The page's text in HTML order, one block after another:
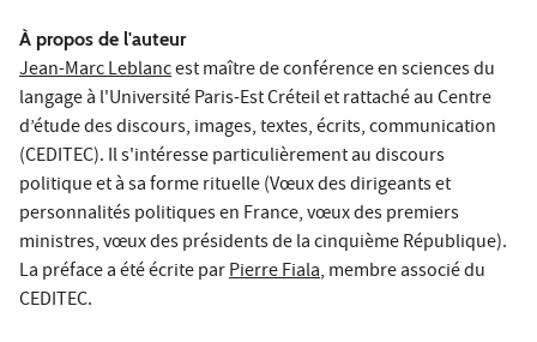
À propos de l'auteur
Jean-Marc Leblancest maître de conférence en sciences du
langage à l'Université Paris-Est Créteil et rattaché au Centre
d’étude des discours, images, textes, écrits, communication
(CEDITEC). Il s'intéresse particulièrement au discours
politique et à sa forme rituelle (Vœux des dirigeants et
personnalités politiques en France, vœux des premiers
ministres, vœux des présidents de la cinquième République).
La préface a été écrite parPierre Fiala, membre associé du
CEDITEC.